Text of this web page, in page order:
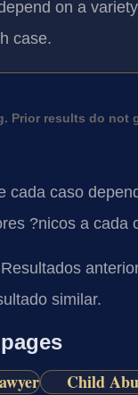
on a
case.
Prior results do not
cada caso
?nicos a cada
similar.
Child